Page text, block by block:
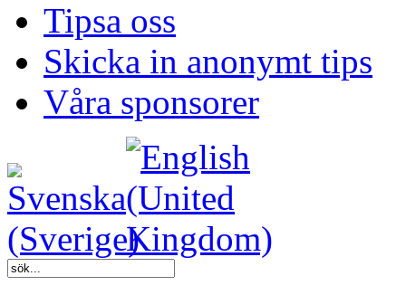
Tipsa oss
Skicka in anonymt tips
Våra sponsorer